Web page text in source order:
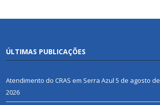
ÚLTIMAS PUBLICAÇÕES
Atendimento do CRAS em Serra Azul 5 de agosto de
2026